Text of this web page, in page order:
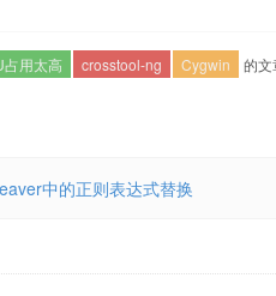
占用太高 crosstool-ng Cygwin 的文
中的正则表达式替换